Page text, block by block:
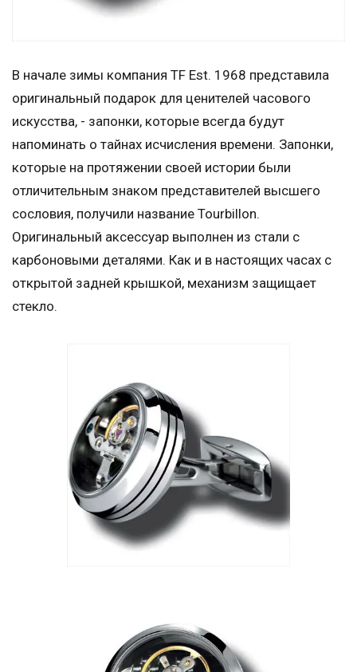
В начале зимы компания TF Est. 1968 представила
оригинальный подарок для ценителей часового
искусства, - запонки, которые всегда будут
напоминать о тайнах исчисления времени. Запонки,
которые на протяжении своей истории были
отличительным знаком представителей высшего
сословия, получили название Tourbillon.
Оригинальный аксессуар выполнен из стали с
карбоновыми деталями. Как и в настоящих часах с
открытой задней крышкой, механизм защищает
стекло.